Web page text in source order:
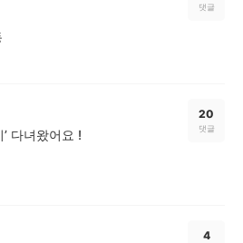
댓글
다녀왔어요 !
20
댓글
4